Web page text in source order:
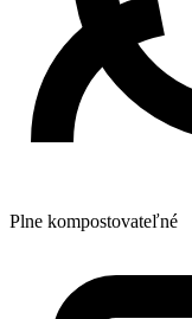
Plne kompostovateľné